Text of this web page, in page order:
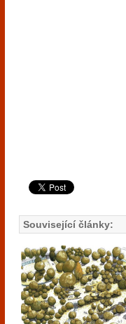
Související články: